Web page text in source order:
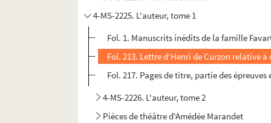
4-MS-2225. L'auteur, tome 1
Fol. 1. Manuscrits inédits de la famille
Fol. 213. Lettre d'Henri de Curzon relative
Fol. 217. Pages de titre, partie des
4-MS-2226. L'auteur, tome 2
Pièces de théâtre d'Amédée Marandet